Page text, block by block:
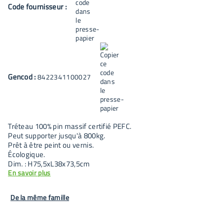
Code fournisseur :
Gencod :8422341100027
Tréteau 100% pin massif certifié PEFC.
Peut supporter jusqu'à 800kg.
Prêt à être peint ou vernis.
Écologique.
Dim. : H75,5xL38x73,5cm
En savoir plus
De la même famille